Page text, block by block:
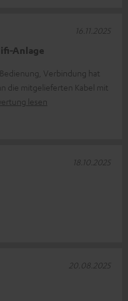
Anlage
Verbindung hat
die mitgelieferten Kabel mit
lesen
16.11.2025
18.10.2025
20.08.2025